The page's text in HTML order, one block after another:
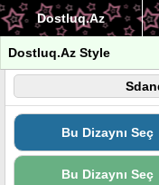
Dostluq.Az
Dostluq.Az Style
Bu Dizaynı Seç
Bu Dizaynı Seç